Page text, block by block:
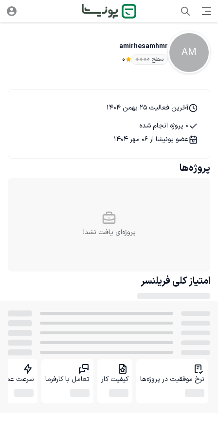
AM
amirhesamhmr
سطح ۰ 0
آخرین فعالیت 25 بهمن 1404
0 پروژه انجام شده
عضو پونیشا از 06 مهر 1404
پروژه‌ها
پروژه‌ای یافت نشد!
امتیاز کلی فریلنسر
نرخ موفقیت در پروژه‌ها کیفیت کار تعامل با کارفرما سرعت عمل